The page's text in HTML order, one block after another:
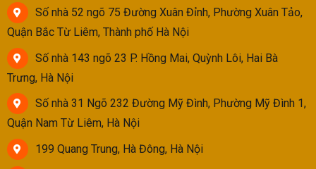
Số nhà 52 ngõ 75 Đường Xuân Đỉnh, Phường Xuân Tảo,
Quận Bắc Từ Liêm, Thành phố Hà Nội
Số nhà 143 ngõ 23 P. Hồng Mai, Quỳnh Lôi, Hai Bà
Trưng, Hà Nội
Số nhà 31 Ngõ 232 Đường Mỹ Đình, Phường Mỹ Đình 1,
Quận Nam Từ Liêm, Hà Nội
199 Quang Trung, Hà Đông, Hà Nội